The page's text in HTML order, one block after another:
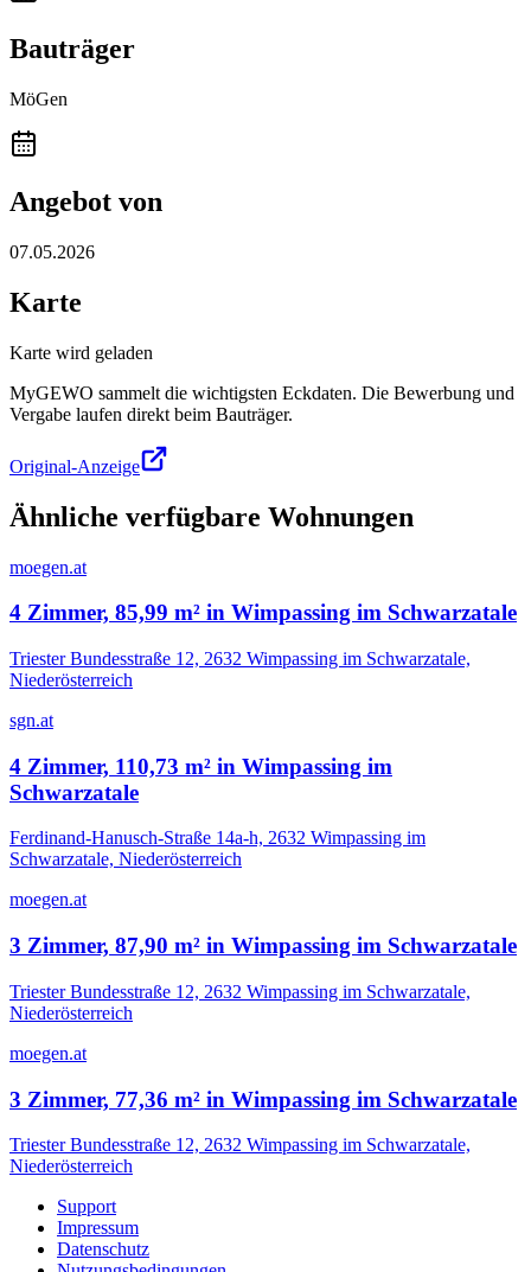
Bauträger
MöGen
Angebot von
07.05.2026
Karte
Karte wird geladen
MyGEWO sammelt die wichtigsten Eckdaten. Die Bewerbung und
Vergabe laufen direkt beim Bauträger.
Original-Anzeige
Ähnliche verfügbare Wohnungen
moegen.at
4 Zimmer, 85,99 m² in Wimpassing im Schwarzatale
Triester Bundesstraße 12, 2632 Wimpassing im Schwarzatale,
Niederösterreich
sgn.at
4 Zimmer, 110,73 m² in Wimpassing im
Schwarzatale
Ferdinand-Hanusch-Straße 14a-h, 2632 Wimpassing im
Schwarzatale, Niederösterreich
moegen.at
3 Zimmer, 87,90 m² in Wimpassing im Schwarzatale
Triester Bundesstraße 12, 2632 Wimpassing im Schwarzatale,
Niederösterreich
moegen.at
3 Zimmer, 77,36 m² in Wimpassing im Schwarzatale
Triester Bundesstraße 12, 2632 Wimpassing im Schwarzatale,
Niederösterreich
Support
Impressum
Datenschutz